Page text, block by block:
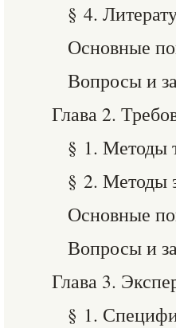
§ 4.
Основные
Вопросы и
Глава 2.
§ 1. Методы
§ 2. Методы
Основные
Вопросы и
Глава 3.
§ 1.